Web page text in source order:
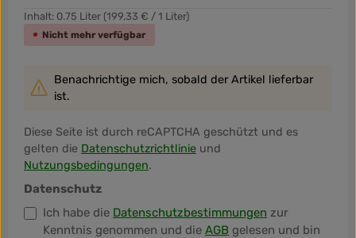
Inhalt: 0.75 Liter (199,33 € / 1 Liter)
Nicht mehr verfügbar
Benachrichtige mich, sobald der Artikel lieferbar
ist.
Diese Seite ist durch reCAPTCHA geschützt und es
gelten die Datenschutzrichtlinie und
Nutzungsbedingungen.
Datenschutz
Ich habe die Datenschutzbestimmungen zur
Kenntnis genommen und die AGB gelesen und bin